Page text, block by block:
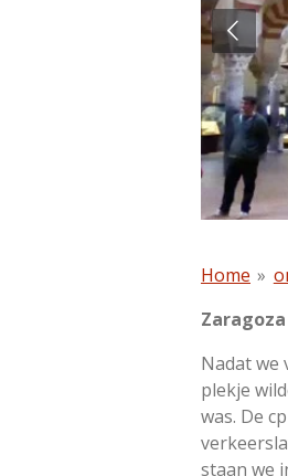
Home »
Nadat we
plekje
was. De
staan we